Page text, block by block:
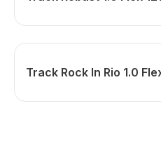
Track Rock In Rio 1.0